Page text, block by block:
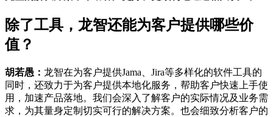
除了工具，龙智还能为客户提供哪些价
值？
胡若愚： 龙智在为客户提供Jama、Jira等多样化的软件工具的
同时，还致力于为客户提供本地化服务，帮助客户快速上手使
用，加速产品落地。我们会深入了解客户的实际情况及业务需
求，为其量身定制切实可行的解决方案。也会细致分析客户的